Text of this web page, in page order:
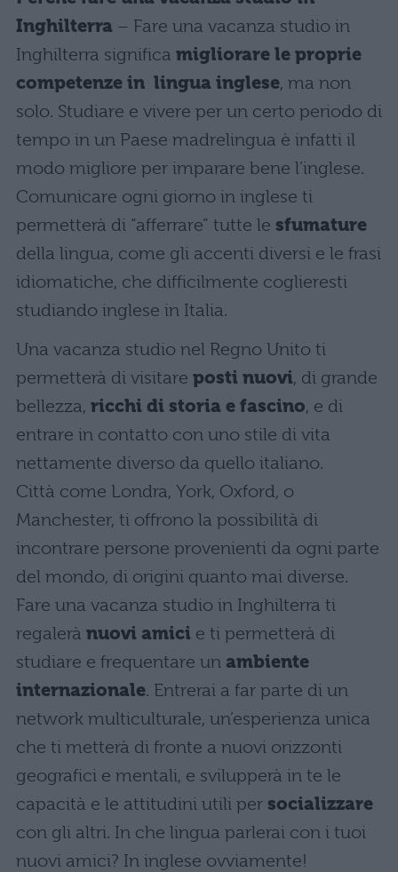
Inghilterra – Fare una vacanza studio in
Inghilterra significa migliorare le proprie
competenze in lingua inglese, ma non
solo. Studiare e vivere per un certo periodo di
tempo in un Paese madrelingua è infatti il
modo migliore per imparare bene l’inglese.
Comunicare ogni giorno in inglese ti
permetterà di “afferrare” tutte le sfumature
della lingua, come gli accenti diversi e le frasi
idiomatiche, che difficilmente coglieresti
studiando inglese in Italia.
Una vacanza studio nel Regno Unito ti
permetterà di visitare posti nuovi, di grande
bellezza, ricchi di storia e fascino, e di
entrare in contatto con uno stile di vita
nettamente diverso da quello italiano.
Città come Londra, York, Oxford, o
Manchester, ti offrono la possibilità di
incontrare persone provenienti da ogni parte
del mondo, di origini quanto mai diverse.
Fare una vacanza studio in Inghilterra ti
regalerà nuovi amici e ti permetterà di
studiare e frequentare un ambiente
internazionale. Entrerai a far parte di un
network multiculturale, un’esperienza unica
che ti metterà di fronte a nuovi orizzonti
geografici e mentali, e svilupperà in te le
capacità e le attitudini utili per socializzare
con gli altri. In che lingua parlerai con i tuoi
nuovi amici? In inglese ovviamente!